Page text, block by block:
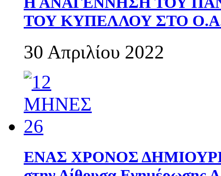
ΤΟΥ ΚΥΠΕΛΛΟΥ ΣΤΟ
30 Απριλίου 2022
ΕΝΑΣ ΧΡΟΝΟΣ